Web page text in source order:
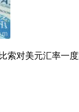
索对美元汇率一